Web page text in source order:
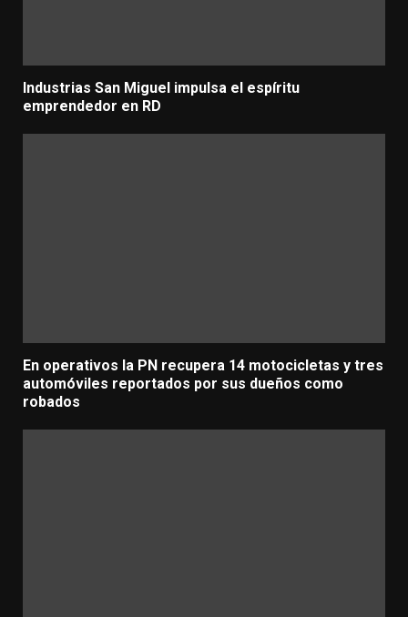
Industrias San Miguel impulsa el espíritu
emprendedor en RD
En operativos la PN recupera 14 motocicletas y tres
automóviles reportados por sus dueños como
robados